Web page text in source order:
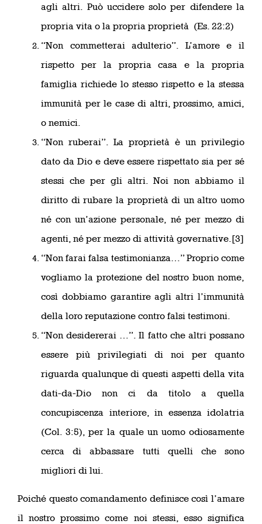
agli altri. Può uccidere solo per difendere la
propria vita o la propria proprietà (Es. 22:2)
“Non commetterai adulterio”. L’amore e il
rispetto per la propria casa e la propria
famiglia richiede lo stesso rispetto e la stessa
immunità per le case di altri, prossimo, amici,
o nemici.
“Non ruberai”. La proprietà è un privilegio
dato da Dio e deve essere rispettato sia per sé
stessi che per gli altri. Noi non abbiamo il
diritto di rubare la proprietà di un altro uomo
né con un’azione personale, né per mezzo di
agenti, né per mezzo di attività governative.[3]
“Non farai falsa testimonianza…” Proprio come
vogliamo la protezione del nostro buon nome,
così dobbiamo garantire agli altri l’immunità
della loro reputazione contro falsi testimoni.
“Non desidererai …”. Il fatto che altri possano
essere più privilegiati di noi per quanto
riguarda qualunque di questi aspetti della vita
dati-da-Dio non ci da titolo a quella
concupiscenza interiore, in essenza idolatria
(Col. 3:5), per la quale un uomo odiosamente
cerca di abbassare tutti quelli che sono
migliori di lui.
Poiché questo comandamento definisce così l’amare
il nostro prossimo come noi stessi, esso significa